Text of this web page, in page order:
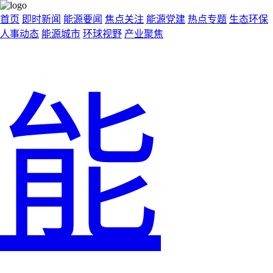
首页 即时新闻 能源要闻 焦点关注 能源党建 热点专题 生态环保
人事动态 能源城市 环球视野 产业聚焦
能